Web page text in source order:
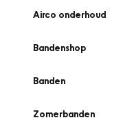
Airco onderhoud
Bandenshop
Banden
Zomerbanden